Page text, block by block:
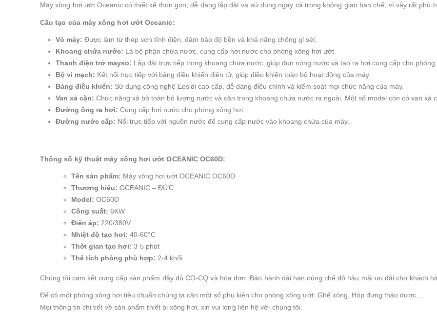
Máy xông hơi ướt Oceanic có thiết kế thon gọn, dễ dàng lắp đặt và sử dụng ngay cả trong không gian hạn chế, vì vậy rất phù
Cấu tạo của máy xông hơi ướt Oceanic:
Vỏ máy: Được làm từ thép sơn tĩnh điện, đảm bảo độ bền và khả năng chống gỉ sét.
Khoang chứa nước: Là bộ phận chứa nước, cung cấp hơi nước cho phòng xông hơi ướt.
Thanh điện trở mayso: Lắp đặt trực tiếp trong khoang chứa nước, giúp đun nóng nước và tạo ra hơi cung cấp cho phòng
Bộ vi mạch: Kết nối trực tiếp với bảng điều khiển điện tử, giúp điều khiển toàn bộ hoạt động của máy.
Bảng điều khiển: Sử dụng công nghệ Eosidi cao cấp, dễ dàng điều chỉnh và kiểm soát mọi chức năng của máy.
Van xả cặn: Chức năng xả bỏ toàn bộ lượng nước và cặn trong khoang chứa nước ra ngoài. Một số model còn có van xả
Đường ống ra hơi: Cung cấp hơi nước cho phòng xông hơi.
Đường nước cấp: Nối trực tiếp với nguồn nước để cung cấp nước vào khoang chứa của máy.
Thông số kỹ thuật máy xông hơi ướt OCEANIC OC60D:
Tên sản phẩm: Máy xông hơi ướt OCEANIC OC60D
Thương hiệu: OCEANIC – ĐỨC
Model: OC60D
Công suất: 6KW
Điện áp: 220/380V
Nhiệt độ tạo hơi: 40-60°C
Thời gian tạo hơi: 3-5 phút
Thể tích phòng phù hợp: 2-4 khối
Chúng tôi cam kết cung cấp sản phẩm đầy đủ CO-CQ và hóa đơn. Bảo hành dài hạn cùng chế độ hậu mãi ưu đãi cho khách
Để có một phòng xông hơi tiêu chuẩn chúng ta cần một số phụ kiện cho phòng xông ướt: Ghế xông, Hộp đựng thảo dược….
Mọi thông tin chi tiết về sản phẩm thiết bị xông hơi, xin vui lòng liên hệ với chúng tôi.